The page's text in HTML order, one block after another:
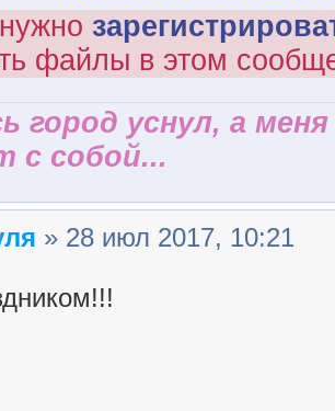
файлы в этом
город уснул, а
с собой...
» 28 июл 2017, 10:21